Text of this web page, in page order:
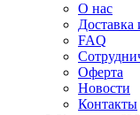
О нас
Доставка
FAQ
Оферта
Новости
Контакты